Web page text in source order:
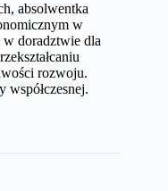
absolwentka
w
w doradztwie dla
rozwoju.
współczesnej.